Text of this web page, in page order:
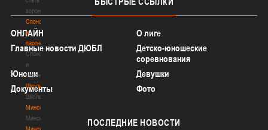
волонтером
Спонсоры
и
партнеры
Спонсоры
и
партнеры
Школы
Школы
Минск
Минск
Минская
ОНЛАЙН
О лиге
Главные новости ДЮБЛ
Детско-юношеские
соревнования
Юноши
Девушки
Документы
Фото
ПОСЛЕДНИЕ НОВОСТИ